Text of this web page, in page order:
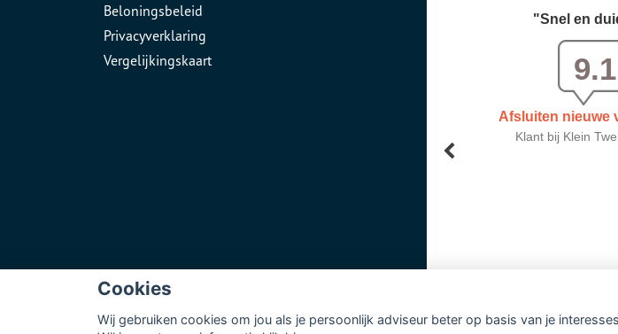
Cookies
Wij gebruiken cookies om jou als je persoonlijk adviseur beter op basis van je
Beloningsbeleid
Privacyverklaring
Vergelijkingskaart